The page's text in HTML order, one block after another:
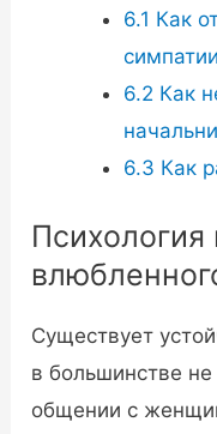
6.1 Как
6.2 Как
6.3 Как
Существует
в большинстве
общении с